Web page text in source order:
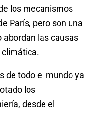
los mecanismos
París, pero son una
abordan las causas
climática.
de todo el mundo ya
los
desde el